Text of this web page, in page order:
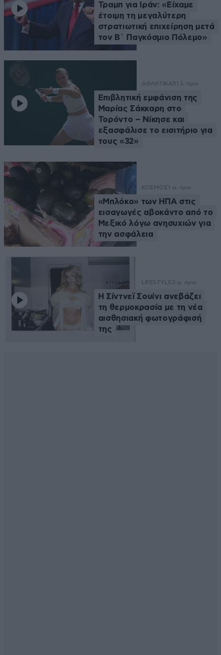
Τραμπ για Ιράν: «Είχαμε
έτοιμη τη μεγαλύτερη
στρατιωτική επιχείρηση μετά
τον Β΄ Παγκόσμιο Πόλεμο»
ΑΘΛΗΤΙΚΑ51 λ. πριν
Επιβλητική εμφάνιση της
Μαρίας Σάκκαρη στο
Τορόντο – Νίκησε και
εξασφάλισε το εισιτήριο για
τους «32»
ΚΟΣΜΟΣ 1 ω. πριν
«Μπλόκο» των ΗΠΑ στις
εισαγωγές αβοκάντο από το
Μεξικό λόγω ανησυχιών για
την ασφάλεια
LIFESTYLE2 ω. πριν
Η Σίντνεϊ Σουίνι ανεβάζει
τη θερμοκρασία με τη νέα
αισθησιακή φωτογράφισή
της